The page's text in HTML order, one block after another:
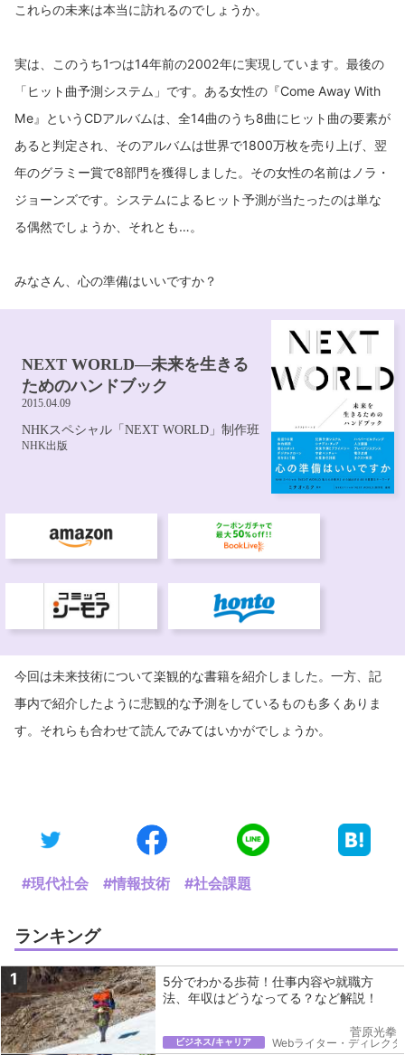
これらの未来は本当に訪れるのでしょうか。
実は、このうち1つは14年前の2002年に実現しています。最後の
「ヒット曲予測システム」です。ある女性の『Come Away With
Me』というCDアルバムは、全14曲のうち8曲にヒット曲の要素が
あると判定され、そのアルバムは世界で1800万枚を売り上げ、翌
年のグラミー賞で8部門を獲得しました。その女性の名前はノラ・
ジョーンズです。システムによるヒット予測が当たったのは単な
る偶然でしょうか、それとも…。
みなさん、心の準備はいいですか？
今回は未来技術について楽観的な書籍を紹介しました。一方、記
事内で紹介したように悲観的な予測をしているものも多くありま
す。それらも合わせて読んでみてはいかがでしょうか。
#現代社会 #情報技術 #社会課題
ランキング
1
5分でわかる歩荷！仕事内容や就職方
法、年収はどうなってる？など解説！
ビジネス/キャリア
菅原光拳
Webライター・ディレクタ